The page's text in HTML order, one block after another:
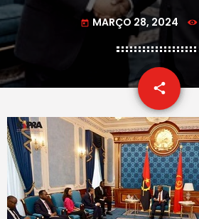
today MARÇO 28, 2024
share
email